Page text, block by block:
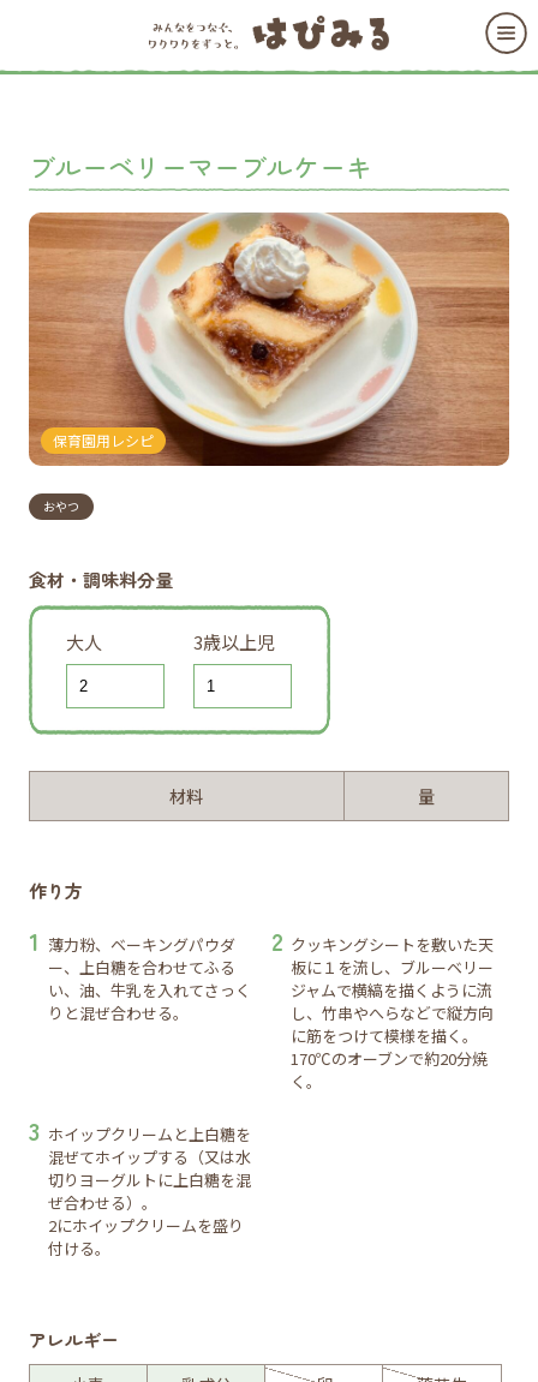
ブルーベリーマーブルケーキ
保育園用レシピ
おやつ
食材・調味料分量
大人 3歳以上児
材料 量
作り方
薄力粉、ベーキングパウダ
ー、上白糖を合わせてふる
い、油、牛乳を入れてさっく
りと混ぜ合わせる。
クッキングシートを敷いた天
板に１を流し、ブルーベリー
ジャムで横縞を描くように流
し、竹串やへらなどで縦方向
に筋をつけて模様を描く。
170℃のオーブンで約20分焼
く。
ホイップクリームと上白糖を
混ぜてホイップする（又は水
切りヨーグルトに上白糖を混
ぜ合わせる）。
2にホイップクリームを盛り
付ける。
アレルギー